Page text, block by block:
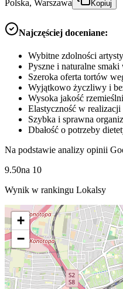
Polska, Warszawa Kopiuj
Najczęściej doceniane:
Wybitne zdolności
Pyszne i naturalne
Szeroka oferta tortów
Wyjątkowo życzliwy i
Wysoka jakość
Elastyczność w
Szybka i sprawna
Dbałość o potrzeby
Na podstawie analizy opinii
9.50na 10
Wynik w rankingu Lokalsy
+
−